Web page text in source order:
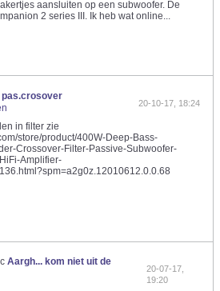
aansluiten op een subwoofer. De
2 series III. Ik heb wat online...
pas.crosover
20-10-17, 18:24
in filter zie
store/product/400W-Deep-Bass-
Crossover-Filter-Passive-Subwoofer-
Amplifier-
Aargh... kom niet uit de
20-07-17,
19:20